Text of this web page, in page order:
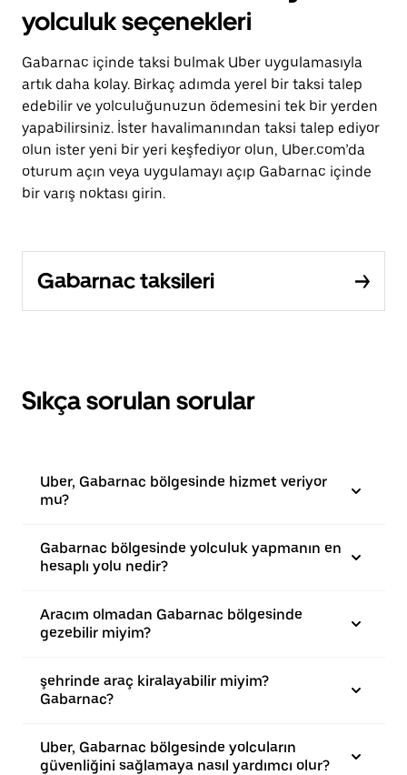
yolculuk seçenekleri
Gabarnac içinde taksi bulmak Uber uygulamasıyla
artık daha kolay. Birkaç adımda yerel bir taksi talep
edebilir ve yolculuğunuzun ödemesini tek bir yerden
yapabilirsiniz. İster havalimanından taksi talep ediyor
olun ister yeni bir yeri keşfediyor olun, Uber.com’da
oturum açın veya uygulamayı açıp Gabarnac içinde
bir varış noktası girin.
Gabarnac taksileri
Sıkça sorulan sorular
Uber, Gabarnac bölgesinde hizmet veriyor
mu?
Gabarnac bölgesinde yolculuk yapmanın en
hesaplı yolu nedir?
Aracım olmadan Gabarnac bölgesinde
gezebilir miyim?
şehrinde araç kiralayabilir miyim?
Gabarnac?
Uber, Gabarnac bölgesinde yolcuların
güvenliğini sağlamaya nasıl yardımcı olur?